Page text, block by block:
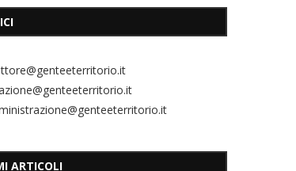
ARTICOLI